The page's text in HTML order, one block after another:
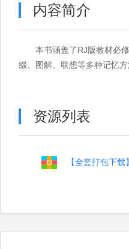
内容简介
本书涵盖了RJ版教材必
缀、图解、联想等多种记忆
资源列表
【全套打包下